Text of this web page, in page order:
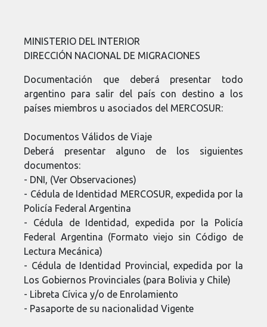
MINISTERIO DEL INTERIOR
DIRECCIÓN NACIONAL DE MIGRACIONES
Documentación que deberá presentar todo
argentino para salir del país con destino a los
países miembros u asociados del MERCOSUR:
Documentos Válidos de Viaje
Deberá presentar alguno de los siguientes
documentos:
- DNI, (Ver Observaciones)
- Cédula de Identidad MERCOSUR, expedida por la
Policía Federal Argentina
- Cédula de Identidad, expedida por la Policía
Federal Argentina (Formato viejo sin Código de
Lectura Mecánica)
- Cédula de Identidad Provincial, expedida por la
Los Gobiernos Provinciales (para Bolivia y Chile)
- Libreta Cívica y/o de Enrolamiento
- Pasaporte de su nacionalidad Vigente